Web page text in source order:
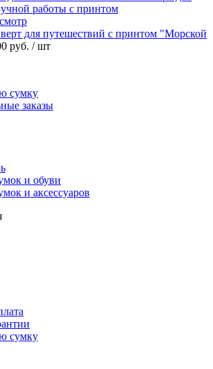
для путешествий с принтом "Морской
руб. / шт
сумку
заказы
и обуви
и аксессуаров
сумку